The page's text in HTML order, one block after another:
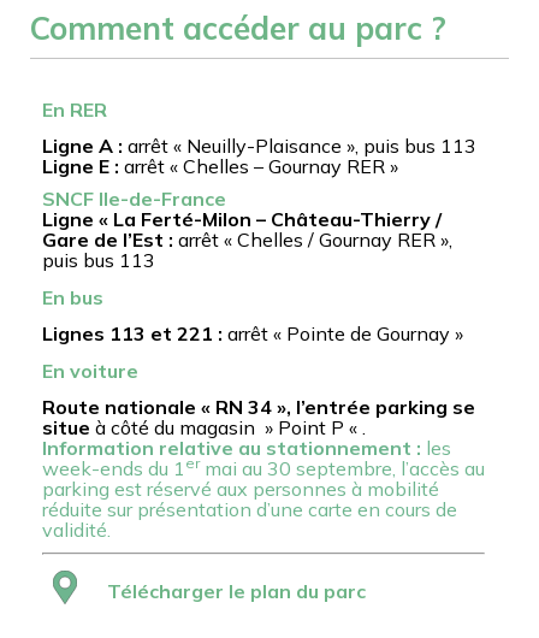
Comment accéder au parc ?
En RER
Ligne A : arrêt « Neuilly-Plaisance », puis bus 113
Ligne E : arrêt « Chelles – Gournay RER »
SNCF Ile-de-France
Ligne « La Ferté-Milon – Château-Thierry /
Gare de l’Est : arrêt « Chelles / Gournay RER »,
puis bus 113
En bus
Lignes 113 et 221 : arrêt « Pointe de Gournay »
En voiture
Route nationale « RN 34 », l’entrée parking se
situe à côté du magasin » Point P « .
Information relative au stationnement : les
week-ends du 1 ermai au 30 septembre, l’accès au
parking est réservé aux personnes à mobilité
réduite sur présentation d’une carte en cours de
validité.
Télécharger le plan du parc